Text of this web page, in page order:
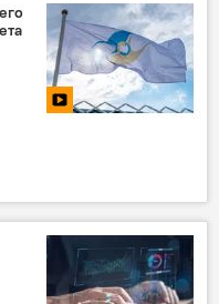
Узбекистан и ЕАЭС: перспективы возможной интеграции